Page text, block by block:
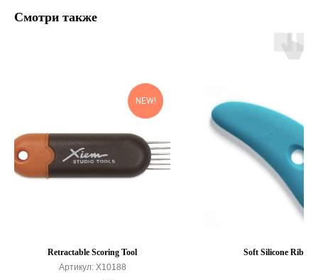
Смотри также
NEW!
Retractable Scoring Tool
Артикул: X10188
Soft Silicone Rib 6